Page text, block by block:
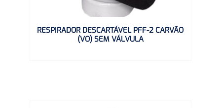
RESPIRADOR DESCARTÁVEL PFF-2 CARVÃO
(VO) SEM VÁLVULA